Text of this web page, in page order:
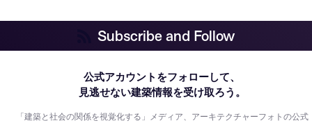
Subscribe and Follow
公式アカウントをフォローして、
見逃せない建築情報を受け取ろう。
「建築と社会の関係を視覚化する」メディア、アーキテクチャーフォトの公式